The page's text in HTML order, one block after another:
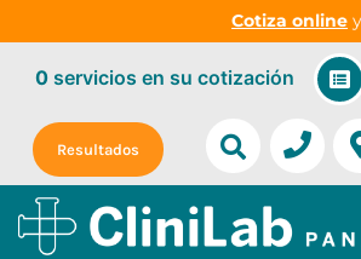
Cotiza onliney
0servicios en su cotización
Resultados